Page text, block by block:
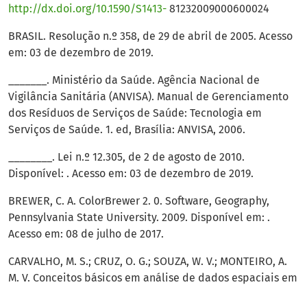
http://dx.doi.org/10.1590/S1413- 81232009000600024
BRASIL. Resolução n.º 358, de 29 de abril de 2005. Acesso
em: 03 de dezembro de 2019.
_______. Ministério da Saúde. Agência Nacional de
Vigilância Sanitária (ANVISA). Manual de Gerenciamento
dos Resíduos de Serviços de Saúde: Tecnologia em
Serviços de Saúde. 1. ed, Brasília: ANVISA, 2006.
________. Lei n.º 12.305, de 2 de agosto de 2010.
Disponível: . Acesso em: 03 de dezembro de 2019.
BREWER, C. A. ColorBrewer 2. 0. Software, Geography,
Pennsylvania State University. 2009. Disponível em: .
Acesso em: 08 de julho de 2017.
CARVALHO, M. S.; CRUZ, O. G.; SOUZA, W. V.; MONTEIRO, A.
M. V. Conceitos básicos em análise de dados espaciais em